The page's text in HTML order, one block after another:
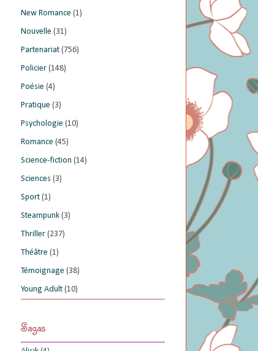
New Romance (1)
Nouvelle (31)
Partenariat (756)
Policier (148)
Poésie (4)
Pratique (3)
Psychologie (10)
Romance (45)
Science-fiction (14)
Sciences (3)
Sport (1)
Steampunk (3)
Thriller (237)
Théâtre (1)
Témoignage (38)
Young Adult (10)
Sagas